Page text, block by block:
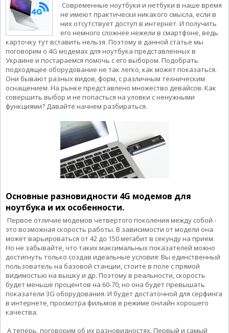
Современные ноутбуки и нетбуки в наше время
не имеют практически никакого смысла, если в
них отсутствует доступ в интернет. И получить
его немного сложнее нежели в смартфоне, ведь
карточку тут вставить нельзя. Поэтому в данной статье мы
поговорим о 4G модемах для ноутбука представленных в
Украине и постараемся помочь с его выбором. Подобрать
подходящее оборудование не так легко, как может показаться.
Они бывают разных видов, форм, с различным техническим
оснащением. На рынке представлено множество девайсов. Как
совершить выбор и не попасться на уловки с ненужными
функциями? Давайте начнем разбираться.
Основные разновидности 4G модемов для
ноутбука и их особенности.
Первое отличие модемов четвертого поколения между собой -
это возможная скорость работы. В зависимости от модели она
может варьироваться от 42 до 150 мегабит в секунду на прием.
Но не забывайте, что таких максимальных показателей можно
достигнуть только создав идеальные условия: Вы единственный
пользователь на базовой станции, стоите в поле с прямой
видимостью на вышку и др. Поэтому в реальности, скорость
будет меньше процентов на 60-70, но она будет превышать
показатели 3G оборудования. И будет достаточной для серфинга
в интернете, просмотра фильмов в режиме онлайн хорошего
качества.
А теперь, поговорим об их разновидностях. Первый и самый